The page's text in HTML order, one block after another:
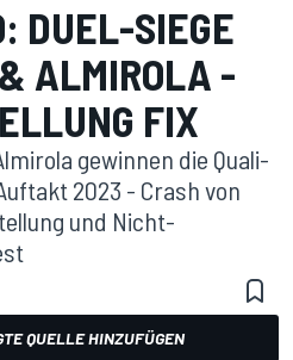
DUEL-SIEGE
ALMIROLA -
FIX
gewinnen die Quali-
2023 - Crash von
und Nicht-
QUELLE HINZUFÜGEN